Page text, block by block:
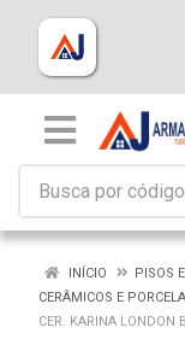
INÍCIO
PISOS
CERÂMICOS E
CER. KARINA LONDON